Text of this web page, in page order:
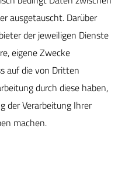
ausgetauscht. Darüber
der jeweiligen Dienste
eigene Zwecke
auf die von Dritten
durch diese haben,
der Verarbeitung Ihrer
machen.